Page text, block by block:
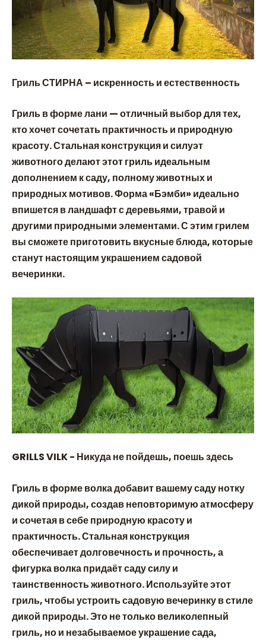
Гриль СТИРНА – искренность и естественность
Гриль в форме лани — отличный выбор для тех,
кто хочет сочетать практичность и природную
красоту. Стальная конструкция и силуэт
животного делают этот гриль идеальным
дополнением к саду, полному животных и
природных мотивов. Форма «Бэмби» идеально
впишется в ландшафт с деревьями, травой и
другими природными элементами. С этим грилем
вы сможете приготовить вкусные блюда, которые
станут настоящим украшением садовой
вечеринки.
GRILLS VILK - Никуда не пойдешь, поешь здесь
Гриль в форме волка добавит вашему саду нотку
дикой природы, создав неповторимую атмосферу
и сочетая в себе природную красоту и
практичность. Стальная конструкция
обеспечивает долговечность и прочность, а
фигурка волка придаёт саду силу и
таинственность животного. Используйте этот
гриль, чтобы устроить садовую вечеринку в стиле
дикой природы. Это не только великолепный
гриль, но и незабываемое украшение сада,